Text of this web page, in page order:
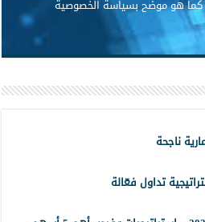
كما هو موضح بسياسة الخصوصية
ناجحة
تداول فعّالة